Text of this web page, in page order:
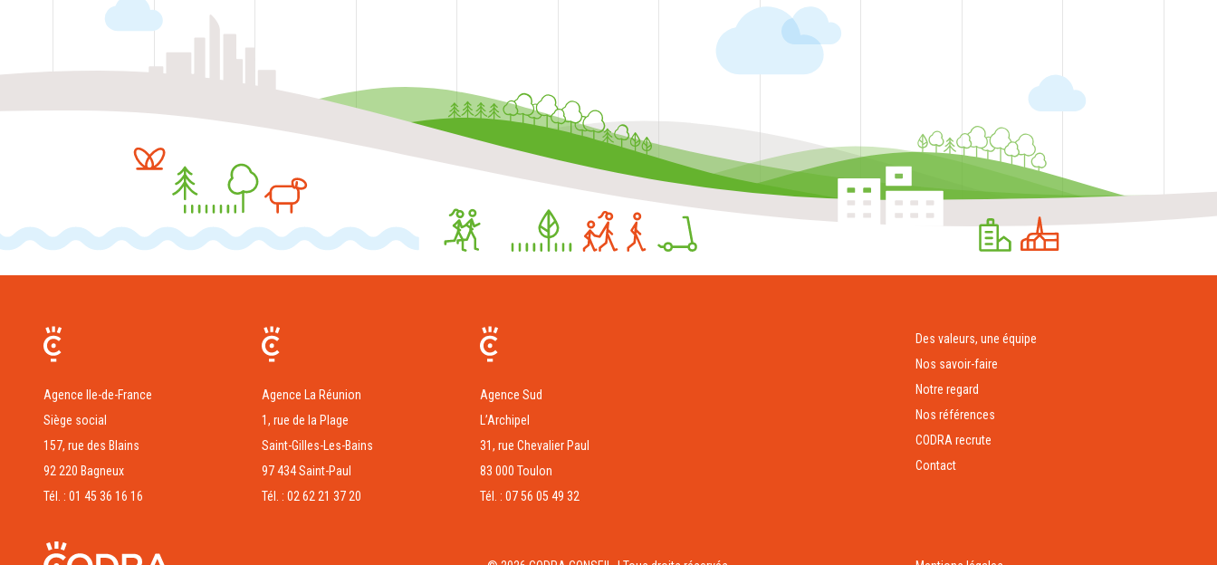
Agence Ile-de-France
Siège social
157, rue des Blains
92 220 Bagneux
Tél. : 01 45 36 16 16
Agence La Réunion
1, rue de la Plage
Saint-Gilles-Les-Bains
97 434 Saint-Paul
Tél. : 02 62 21 37 20
Agence Sud
L’Archipel
31, rue Chevalier Paul
83 000 Toulon
Tél. : 07 56 05 49 32
Des valeurs, une équipe
Nos savoir-faire
Notre regard
Nos références
CODRA recrute
Contact